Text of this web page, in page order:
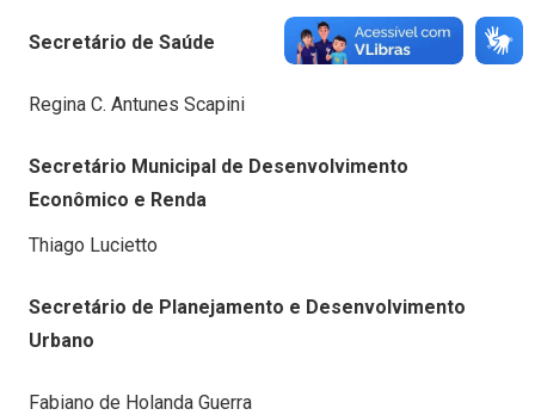
Secretário de Saúde
Regina C. Antunes Scapini
Secretário Municipal de Desenvolvimento
Econômico e Renda
Thiago Lucietto
Secretário de Planejamento e Desenvolvimento
Urbano
Fabiano de Holanda Guerra